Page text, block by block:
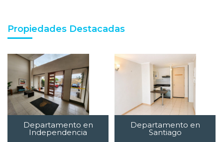
Propiedades Destacadas
Departamento en
Independencia
Departamento en
Santiago